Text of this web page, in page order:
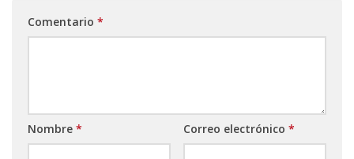
Comentario *
Nombre * Correo electrónico *